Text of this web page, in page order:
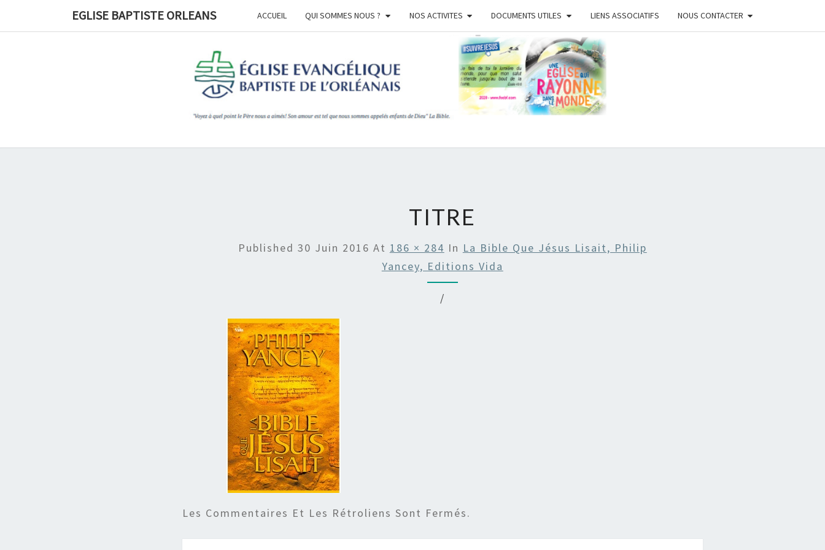
EGLISE BAPTISTE ORLEANS ACCUEIL QUI SOMMES NOUS ? NOS ACTIVITES DOCUMENTS UTILES LIENS ASSOCIATIFS NOUS CONTACTER
EGLISE
BAPTISTE
ORLEANS
TITRE
Published 30 Juin 2016 At 186 × 284 In La Bible Que Jésus Lisait, Philip
Yancey, Editions Vida
/
Les Commentaires Et Les Rétroliens Sont Fermés.